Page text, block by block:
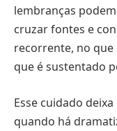
lembranças
cruzar fontes e
recorrente, no que
que é sustentado
Esse cuidado
quando há